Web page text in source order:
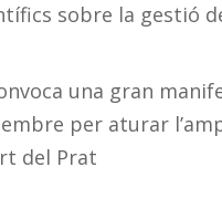
sobre la gestió
una gran
per aturar
del Prat